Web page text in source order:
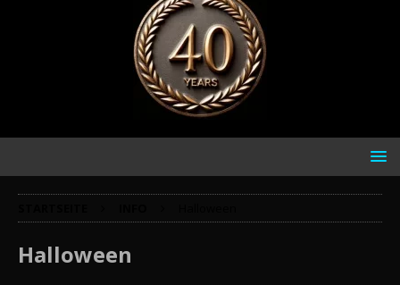
Halloween